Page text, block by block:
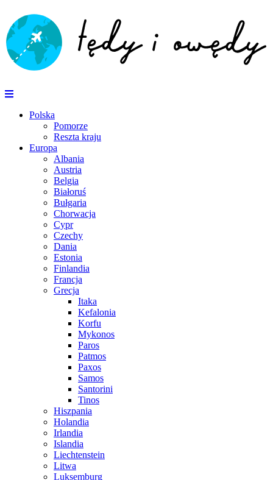
Polska
Pomorze
Reszta kraju
Europa
Albania
Austria
Belgia
Białoruś
Bułgaria
Chorwacja
Cypr
Czechy
Dania
Estonia
Finlandia
Francja
Grecja
Itaka
Kefalonia
Korfu
Mykonos
Paros
Patmos
Paxos
Samos
Santorini
Tinos
Hiszpania
Holandia
Irlandia
Islandia
Liechtenstein
Litwa
Luksemburg